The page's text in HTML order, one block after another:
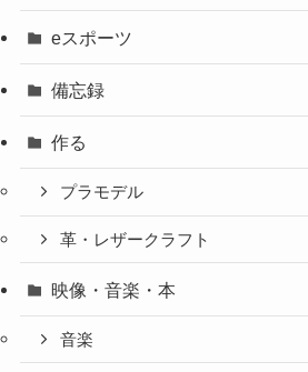
eスポーツ
備忘録
作る
プラモデル
革・レザークラフト
映像・音楽・本
音楽